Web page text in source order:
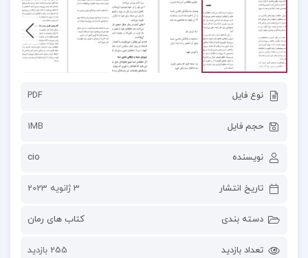
نوع فایل PDF
حجم فایل 1MB
نویسنده cio
تاریخ انتشار 3 ژانویه 2023
دسته بندی کتاب های رمان
تعداد بازدید 255 بازدید